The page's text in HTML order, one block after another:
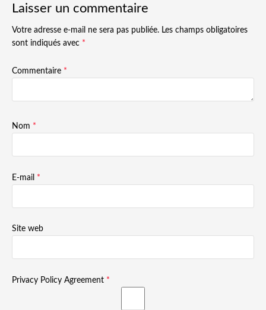
Laisser un commentaire
Votre adresse e-mail ne sera pas publiée. Les champs obligatoires
sont indiqués avec *
Commentaire *
Nom *
E-mail *
Site web
Privacy Policy Agreement *